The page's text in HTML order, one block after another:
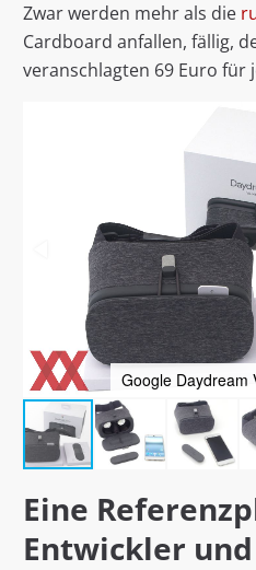
Zwar werden mehr als die
Cardboard anfallen, fällig,
veranschlagten 69 Euro für
Google Daydream
Eine
Entwickler und